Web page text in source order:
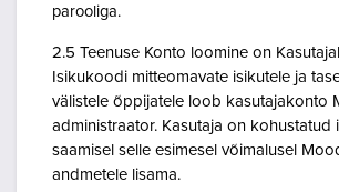
parooliga.
2.5 Teenuse Konto loomine on
Isikukoodi mitteomavate isikutele ja
välistele õppijatele loob kasutajakonto
administraator. Kasutaja on kohustatud
saamisel selle esimesel võimalusel
andmetele lisama.